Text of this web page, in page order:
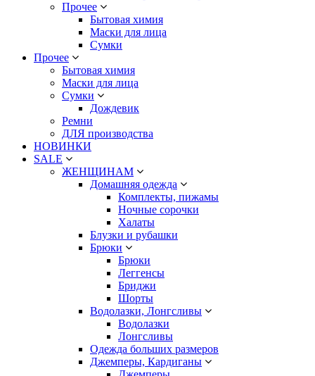
Прочее
Бытовая химия
Маски для лица
Сумки
Прочее
Бытовая химия
Маски для лица
Сумки
Дождевик
Ремни
ДЛЯ производства
НОВИНКИ
SALE
ЖЕНЩИНАМ
Домашняя одежда
Комплекты, пижамы
Ночные сорочки
Халаты
Блузки и рубашки
Брюки
Брюки
Леггенсы
Бриджи
Шорты
Водолазки, Лонгсливы
Водолазки
Лонгсливы
Одежда больших размеров
Джемперы, Кардиганы